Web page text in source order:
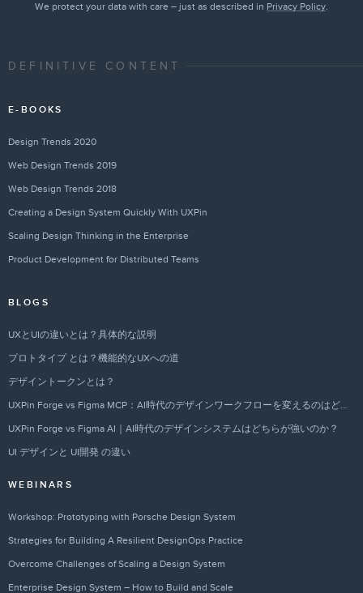
We protect your data with care – just as described in Privacy Policy.
DEFINITIVE CONTENT
E-BOOKS
Design Trends 2020
Web Design Trends 2019
Web Design Trends 2018
Creating a Design System Quickly With UXPin
Scaling Design Thinking in the Enterprise
Product Development for Distributed Teams
BLOGS
UXとUIの違いとは？具体的な説明
プロトタイプ とは？機能的なUXへの道
デザイントークンとは？
UXPin Forge vs Figma MCP：AI時代のデザインワークフローを変えるのはどちらか？
UXPin Forge vs Figma AI｜AI時代のデザインシステムはどちらが強いのか？
UI デザインと UI開発 の違い
WEBINARS
Workshop: Prototyping with Porsche Design System
Strategies for Building A Resilient DesignOps Practice
Overcome Challenges of Scaling a Design System
Enterprise Design System – How to Build and Scale